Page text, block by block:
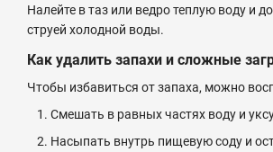
Налейте в таз или ведро теплую воду и
струей холодной воды.
Как удалить запахи и сложные
Чтобы избавиться от запаха, можно
Смешать в равных частях воду и
Насыпать внутрь пищевую соду и